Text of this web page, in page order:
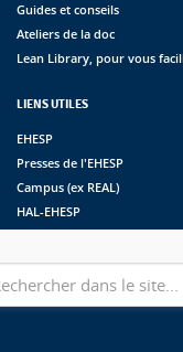
Guides et conseils
Ateliers de la doc
Lean Library, pour vous
LIENS UTILES
EHESP
Presses de l'EHESP
Campus (ex REAL)
HAL-EHESP
Suivez les